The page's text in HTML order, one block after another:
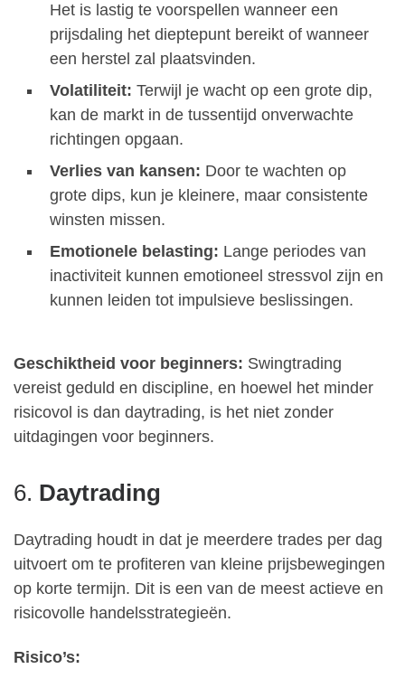
Het is lastig te voorspellen wanneer een
prijsdaling het dieptepunt bereikt of wanneer
een herstel zal plaatsvinden.
Volatiliteit: Terwijl je wacht op een grote dip,
kan de markt in de tussentijd onverwachte
richtingen opgaan.
Verlies van kansen: Door te wachten op
grote dips, kun je kleinere, maar consistente
winsten missen.
Emotionele belasting: Lange periodes van
inactiviteit kunnen emotioneel stressvol zijn en
kunnen leiden tot impulsieve beslissingen.
Geschiktheid voor beginners: Swingtrading
vereist geduld en discipline, en hoewel het minder
risicovol is dan daytrading, is het niet zonder
uitdagingen voor beginners.
6. Daytrading
Daytrading houdt in dat je meerdere trades per dag
uitvoert om te profiteren van kleine prijsbewegingen
op korte termijn. Dit is een van de meest actieve en
risicovolle handelsstrategieën.
Risico’s: